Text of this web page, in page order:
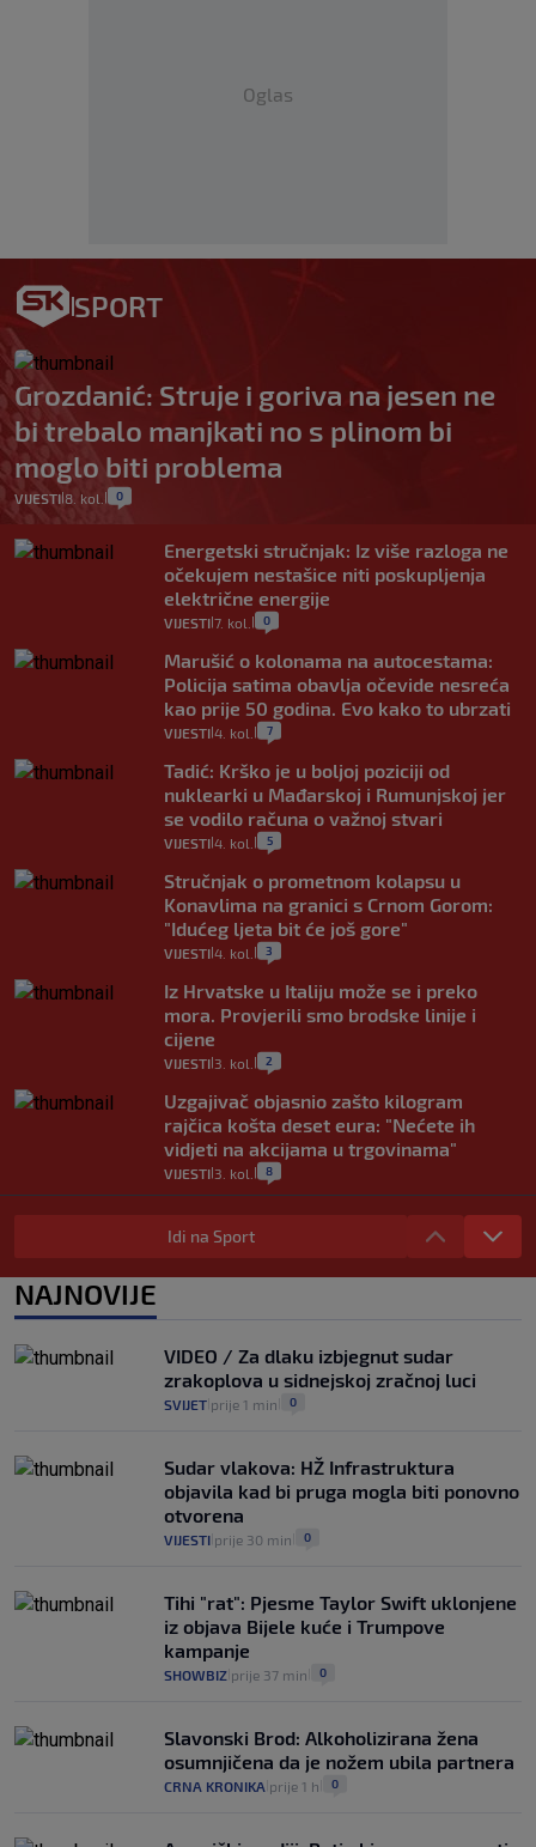
Oglas
SPORT
Grozdanić: Struje i goriva na jesen ne
bi trebalo manjkati no s plinom bi
moglo biti problema
VIJESTI| 8. kol. 0
Energetski stručnjak: Iz više razloga ne
očekujem nestašice niti poskupljenja
električne energije
VIJESTI 7. kol. 0
Marušić o kolonama na autocestama:
Policija satima obavlja očevide nesreća
kao prije 50 godina. Evo kako to ubrzati
VIJESTI 4. kol. 7
Tadić: Krško je u boljoj poziciji od
nuklearki u Mađarskoj i Rumunjskoj jer
se vodilo računa o važnoj stvari
VIJESTI 4. kol. 5
Stručnjak o prometnom kolapsu u
Konavlima na granici s Crnom Gorom:
"Idućeg ljeta bit će još gore"
VIJESTI 4. kol. 3
Iz Hrvatske u Italiju može se i preko
mora. Provjerili smo brodske linije i
cijene
VIJESTI 3. kol. 2
Uzgajivač objasnio zašto kilogram
rajčica košta deset eura: "Nećete ih
vidjeti na akcijama u trgovinama"
VIJESTI 3. kol. 8
Selidba je jedno od stresnijih iskustava.
Evo aktualnih cijena i nekoliko savjeta
0
automobilom na Hvar iz Zagreba, a
koliko iz Osijeka
2. kol. 14
Idi na Sport
NAJNOVIJE
VIDEO / Za dlaku izbjegnut sudar
zrakoplova u sidnejskoj zračnoj luci
SVIJET prije 1 min 0
Sudar vlakova: HŽ Infrastruktura
objavila kad bi pruga mogla biti ponovno
otvorena
VIJESTI prije 30 min 0
Tihi "rat": Pjesme Taylor Swift uklonjene
iz objava Bijele kuće i Trumpove
kampanje
SHOWBIZ prije 37 min 0
Slavonski Brod: Alkoholizirana žena
osumnjičena da je nožem ubila partnera
CRNA KRONIKA prije 1 h 0